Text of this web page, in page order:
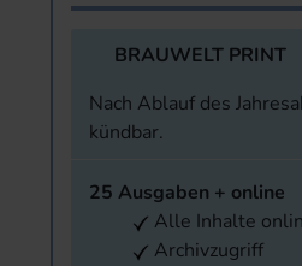
BRAUWELT PRINT
Nach Ablauf des
kündbar.
25 Ausgaben + online
Alle Inhalte
Archivzugriff